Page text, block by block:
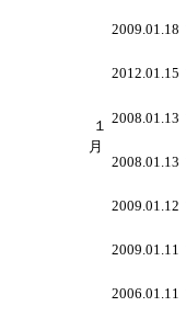
１
月
2009.01.18
2012.01.15
2008.01.13
2008.01.13
2009.01.12
2009.01.11
2006.01.11